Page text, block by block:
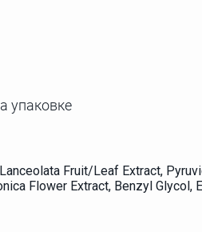
упаковке
Fruit/Leaf Extract,
Flower Extract, Benzyl